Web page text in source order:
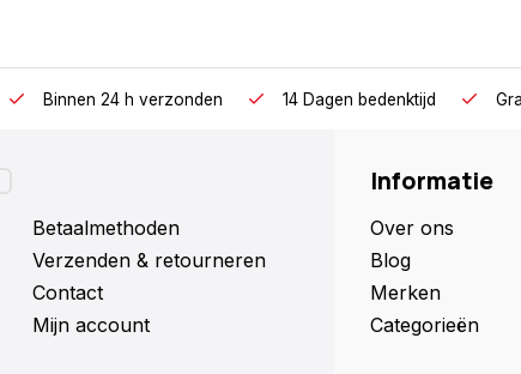
Binnen 24 h verzonden 14 Dagen bedenktijd
Betaalmethoden
Verzenden & retourneren
Contact
Mijn account
Informatie
Over ons
Blog
Merken
Categorieën